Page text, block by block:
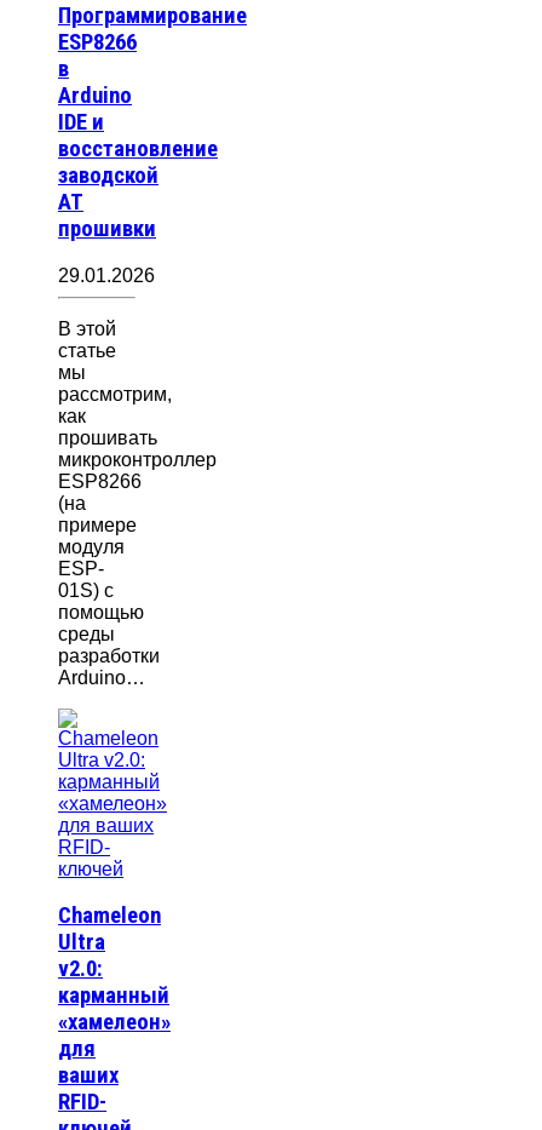
Программирование
ESP8266
в
Arduino
IDE и
восстановление
заводской
AT
прошивки
29.01.2026
В этой
статье
мы
рассмотрим,
как
прошивать
микроконтроллер
ESP8266
(на
примере
модуля
ESP-
01S) с
помощью
среды
разработки
Arduino…
Chameleon
Ultra
v2.0:
карманный
«хамелеон»
для
ваших
RFID-